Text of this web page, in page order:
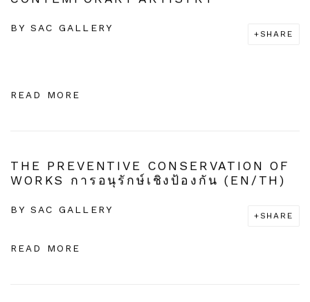
BY SAC GALLERY
SHARE
READ MORE
THE PREVENTIVE CONSERVATION OF
WORKS การอนุรักษ์เชิงป้องกัน (EN/TH)
BY SAC GALLERY
SHARE
READ MORE